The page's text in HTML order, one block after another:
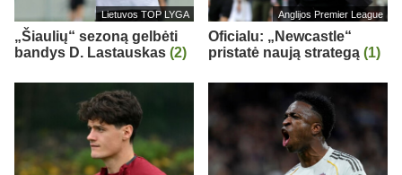
Lietuvos TOP LYGA
„Šiaulių“ sezoną gelbėti
bandys D. Lastauskas (2)
Anglijos Premier League
Oficialu: „Newcastle“
pristatė naują strategą (1)